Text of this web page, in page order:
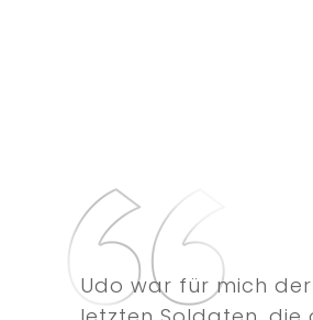
Udo war für mich